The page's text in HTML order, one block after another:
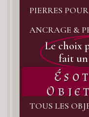
PIERRES
ANCRAGE &
Le choix
fait un
TOUS LES